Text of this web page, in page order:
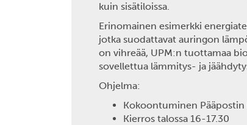
kuin sisätiloissa.
Erinomainen esimerkki
jotka suodattavat auringon
on vihreää, UPM:n tuottamaa
sovellettua lämmitys- ja
Ohjelma:
Kokoontuminen Pääpostin
Kierros talossa 16-17.30